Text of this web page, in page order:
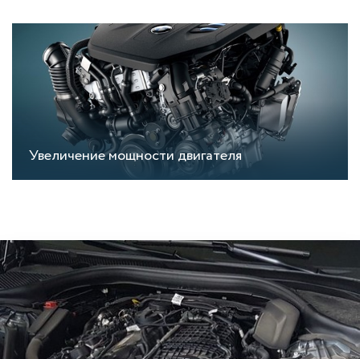
Увеличение мощности двигателя